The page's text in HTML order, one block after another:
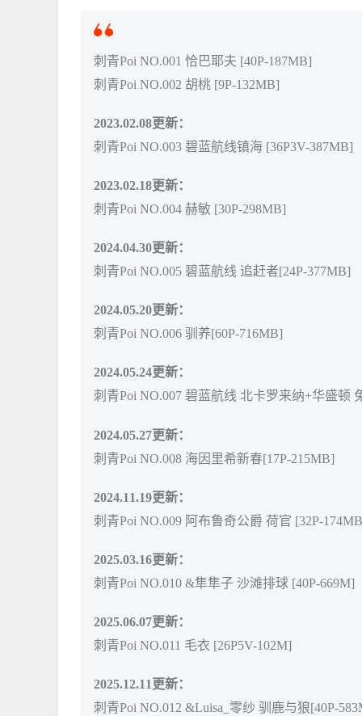
刺青Poi NO.001 恰巴耶夫 [40P-187MB]
刺青Poi NO.002 胡桃 [9P-132MB]
2023.02.08更新：
刺青Poi NO.003 碧蓝航线镇海 [36P3V-387MB]
2023.02.18更新：
刺青Poi NO.004 赫敏 [30P-298MB]
2024.04.30更新：
刺青Poi NO.005 碧蓝航线 追赶者[24P-377MB]
2024.05.20更新：
刺青Poi NO.006 驯养[60P-716MB]
2024.05.24更新：
刺青Poi NO.007 碧蓝航线 北卡罗来纳+华盛顿
2024.05.27更新：
刺青Poi NO.008 海因里希新春[17P-215MB]
2024.11.19更新：
刺青Poi NO.009 阿布鲁奇公爵 荷官 [32P-
2025.03.16更新：
刺青Poi NO.010 &隼隼子 沙滩排球 [40P-669M]
2025.06.07更新：
刺青Poi NO.011 毛衣 [26P5V-102M]
2025.12.11更新：
刺青Poi NO.012 &Luisa_零纱 驯鹿与狼[40P-